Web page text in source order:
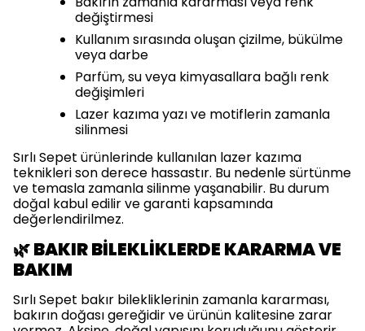
değiştirmesi
Kullanım sırasında oluşan çizilme, bükülme
veya darbe
Parfüm, su veya kimyasallara bağlı renk
değişimleri
Lazer kazıma yazı ve motiflerin zamanla
silinmesi
Sırlı Sepet ürünlerinde kullanılan lazer kazıma
teknikleri son derece hassastır. Bu nedenle sürtünme
ve temasla zamanla silinme yaşanabilir. Bu durum
doğal kabul edilir ve garanti kapsamında
değerlendirilmez.
🌿 BAKIR BİLEKLİKLERDE KARARMA VE
BAKIM
Sırlı Sepet bakır bilekliklerinin zamanla kararması,
bakırın doğası gereğidir ve ürünün kalitesine zarar